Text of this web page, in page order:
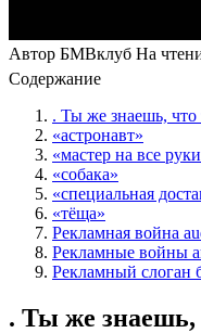
Автор БМВклуб На
Содержание
. Ты же знаешь,
«астронавт»
«мастер на все
«собака»
«специальная
«тёща»
Рекламная война
Рекламные войны
Рекламный слоган
. Ты же знаешь,